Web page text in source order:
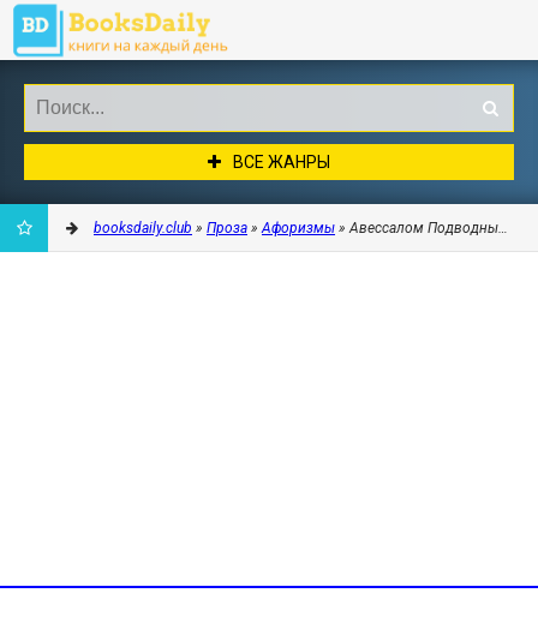
ВСЕ ЖАНРЫ
booksdaily.club » Проза »Афоризмы » Авессалом Подводный -